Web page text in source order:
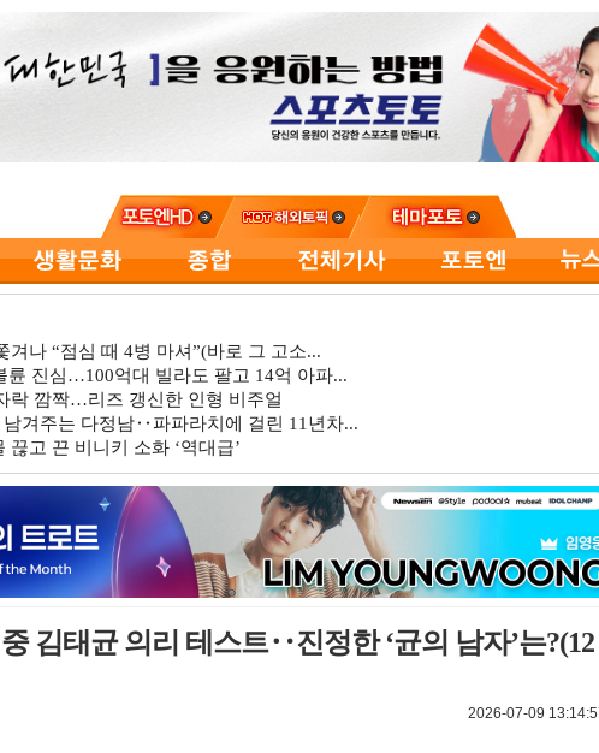
겨나 “점심 때 4병 마셔”(바로 그 고소...
륜 진심…100억대 빌라도 팔고 14억 아파...
락 깜짝…리즈 갱신한 인형 비주얼
겨주는 다정남‥파파라치에 걸린 11년차...
고 끈 비니키 소화 ‘역대급’
김태균 의리 테스트‥진정한 ‘균의 남자’는?(12
2026-07-09